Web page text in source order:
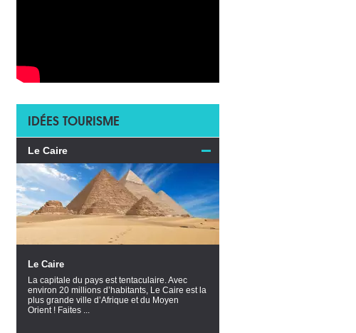
IDÉES TOURISME
Le Caire
Le Caire
La capitale du pays est tentaculaire. Avec
environ 20 millions d’habitants, Le Caire est la
plus grande ville d’Afrique et du Moyen
Orient ! Faites ...